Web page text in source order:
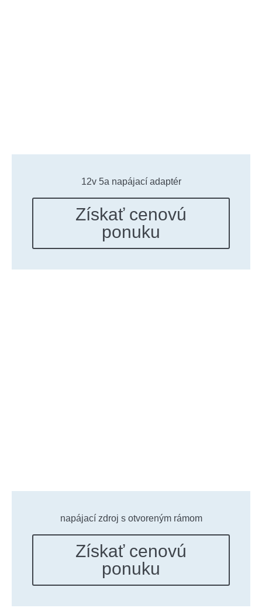
12v 5a napájací adaptér
Získať cenovú
ponuku
napájací zdroj s otvoreným rámom
Získať cenovú
ponuku